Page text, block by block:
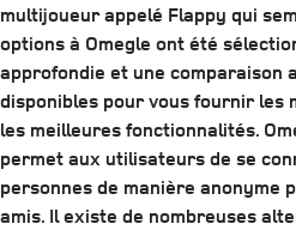
multijoueur appelé Flappy qui
options à Omegle ont été
approfondie et une comparaison
disponibles pour vous fournir les
les meilleures fonctionnalités.
permet aux utilisateurs de se
personnes de manière anonyme
amis. Il existe de nombreuses